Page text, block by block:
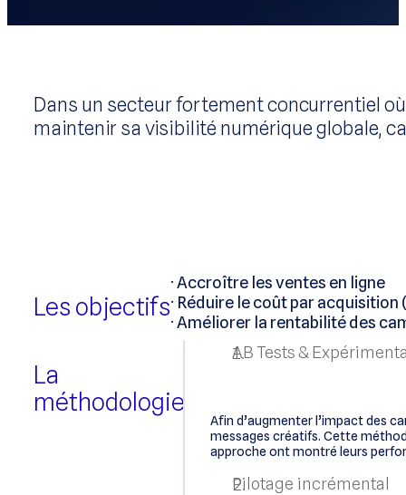
Dans un secteur fortement concurrentiel
maintenir sa visibilité numérique globale,
Les objectifs
· Accroître les ventes en ligne
· Réduire le coût par acquisition
· Améliorer la rentabilité des
La
méthodologie
AB Tests &
Afin d’augmenter l’impact des
messages créatifs. Cette
approche ont montré leurs
Pilotage incrémental